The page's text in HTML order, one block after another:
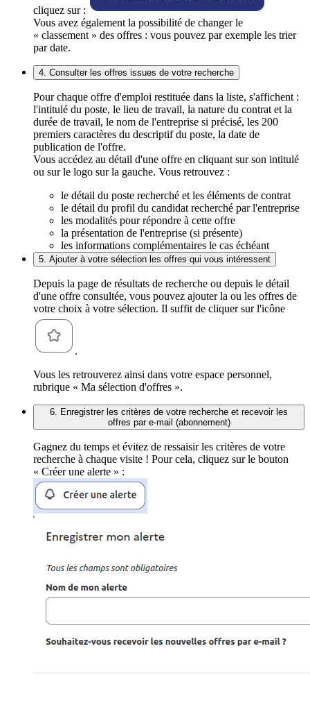
cliquez sur :
Vous avez également la possibilité de changer le
« classement » des offres : vous pouvez par exemple les trier
par date.
4. Consulter les offres issues de votre recherche
Pour chaque offre d'emploi restituée dans la liste, s'affichent :
l'intitulé du poste, le lieu de travail, la nature du contrat et la
durée de travail, le nom de l'entreprise si précisé, les 200
premiers caractères du descriptif du poste, la date de
publication de l'offre.
Vous accédez au détail d'une offre en cliquant sur son intitulé
ou sur le logo sur la gauche. Vous retrouvez :
le détail du poste recherché et les éléments de contrat
le détail du profil du candidat recherché par l'entreprise
les modalités pour répondre à cette offre
la présentation de l'entreprise (si présente)
les informations complémentaires le cas échéant
5. Ajouter à votre sélection les offres qui vous intéressent
Depuis la page de résultats de recherche ou depuis le détail
d'une offre consultée, vous pouvez ajouter la ou les offres de
votre choix à votre sélection. Il suffit de cliquer sur l'icône
.
Vous les retrouverez ainsi dans votre espace personnel,
rubrique « Ma sélection d'offres ».
6. Enregistrer les critères de votre recherche et recevoir les
offres par e-mail (abonnement)
Gagnez du temps et évitez de ressaisir les critères de votre
recherche à chaque visite ! Pour cela, cliquez sur le bouton
« Créer une alerte » :